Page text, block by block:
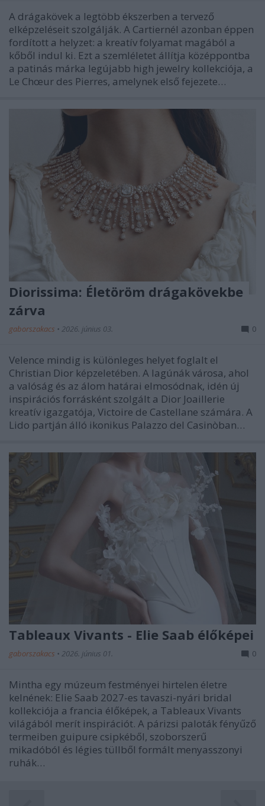
A drágakövek a legtöbb ékszerben a tervező
elképzeléseit szolgálják. A Cartiernél azonban éppen
fordított a helyzet: a kreatív folyamat magából a
kőből indul ki. Ezt a szemléletet állítja középpontba
a patinás márka legújabb high jewelry kollekciója, a
Le Chœur des Pierres, amelynek első fejezete…
Diorissima: Életöröm drágakövekbe
zárva
gaborszakacs • 2026. június 03. 0
Velence mindig is különleges helyet foglalt el
Christian Dior képzeletében. A lagúnák városa, ahol
a valóság és az álom határai elmosódnak, idén új
inspirációs forrásként szolgált a Dior Joaillerie
kreatív igazgatója, Victoire de Castellane számára. A
Lido partján álló ikonikus Palazzo del Casinòban…
Tableaux Vivants - Elie Saab élőképei
gaborszakacs • 2026. június 01. 0
Mintha egy múzeum festményei hirtelen életre
kelnének: Elie Saab 2027-es tavaszi-nyári bridal
kollekciója a francia élőképek, a Tableaux Vivants
világából merít inspirációt. A párizsi paloták fényűző
termeiben guipure csipkéből, szoborszerű
mikadóból és légies tüllből formált menyasszonyi
ruhák…